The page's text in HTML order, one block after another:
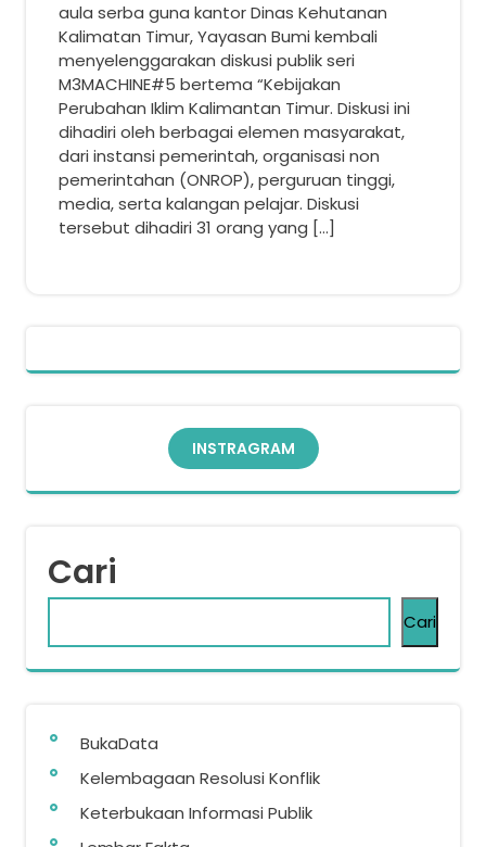
aula serba guna kantor Dinas Kehutanan
Kalimatan Timur, Yayasan Bumi kembali
menyelenggarakan diskusi publik seri
M3MACHINE#5 bertema “Kebijakan
Perubahan Iklim Kalimantan Timur. Diskusi ini
dihadiri oleh berbagai elemen masyarakat,
dari instansi pemerintah, organisasi non
pemerintahan (ONROP), perguruan tinggi,
media, serta kalangan pelajar. Diskusi
tersebut dihadiri 31 orang yang […]
INSTRAGRAM
Cari
Cari
BukaData
Kelembagaan Resolusi Konflik
Keterbukaan Informasi Publik